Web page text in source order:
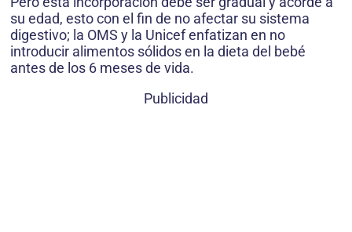
su edad, esto con el fin de no afectar su sistema
digestivo; la OMS y la Unicef enfatizan en no
introducir alimentos sólidos en la dieta del bebé
antes de los 6 meses de vida.
Publicidad